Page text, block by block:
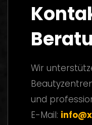
Wir
und
E-Mail: